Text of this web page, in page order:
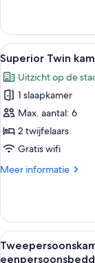
laden
Twin
kamer,
niet-
roken
(Plaza,
No
bathtub)
Alle
foto's
voor
Superior
Twin
kamer,
niet-
(Plaza)
6
Superior Twin
Uitzicht op de
1 slaapkamer
Max. aantal: 6
2 twijfelaars
Gratis wifi
Meer informatie
Meer
Twin
kamer,
niet-
roken
Alle
foto's
4